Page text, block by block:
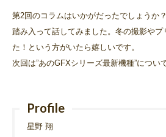
第2回のコラムはいかがだったでしょうか
踏み入って話してみました。冬の撮影や
た！という方がいたら嬉しいです。
次回は”あのGFXシリーズ最新機種”につい
Profile
星野 翔